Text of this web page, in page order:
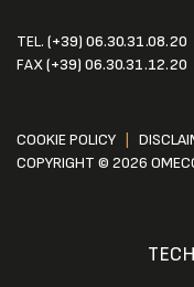
TEL. (+39) 06.30.31.08.20
FAX(+39) 06.30.31.12.20
COOKIE POLICY
COPYRIGHT © 2026